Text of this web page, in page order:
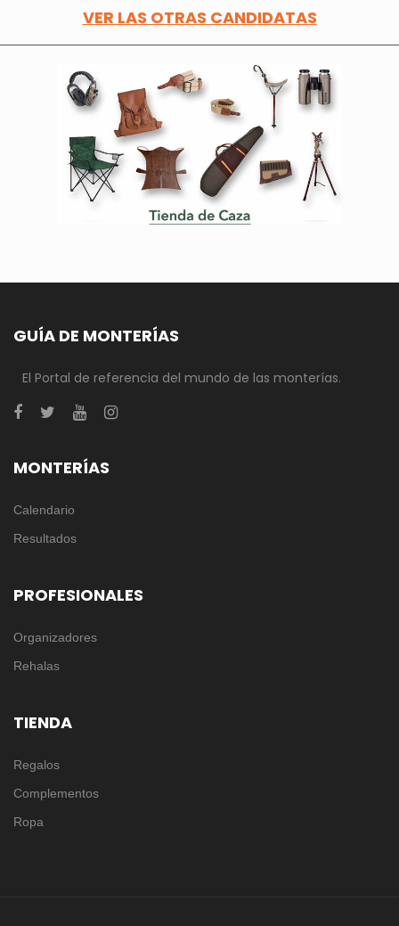
VER LAS OTRAS CANDIDATAS
GUÍA DE MONTERÍAS
El Portal de referencia del mundo de las monterías.
MONTERÍAS
Calendario
Resultados
PROFESIONALES
Organizadores
Rehalas
TIENDA
Regalos
Complementos
Ropa